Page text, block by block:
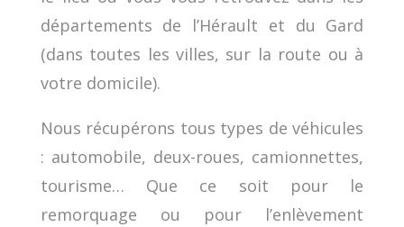
départements de l’Hérault et du Gard
(dans toutes les villes, sur la route ou à
votre domicile).
Nous récupérons tous types de véhicules
: automobile, deux-roues, camionnettes,
tourisme… Que ce soit pour le
remorquage ou pour l’enlèvement